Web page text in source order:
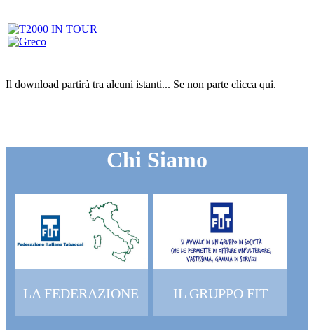
Il download partirà tra alcuni istanti... Se non parte clicca qui.
Chi Siamo
LA FEDERAZIONE IL GRUPPO FIT